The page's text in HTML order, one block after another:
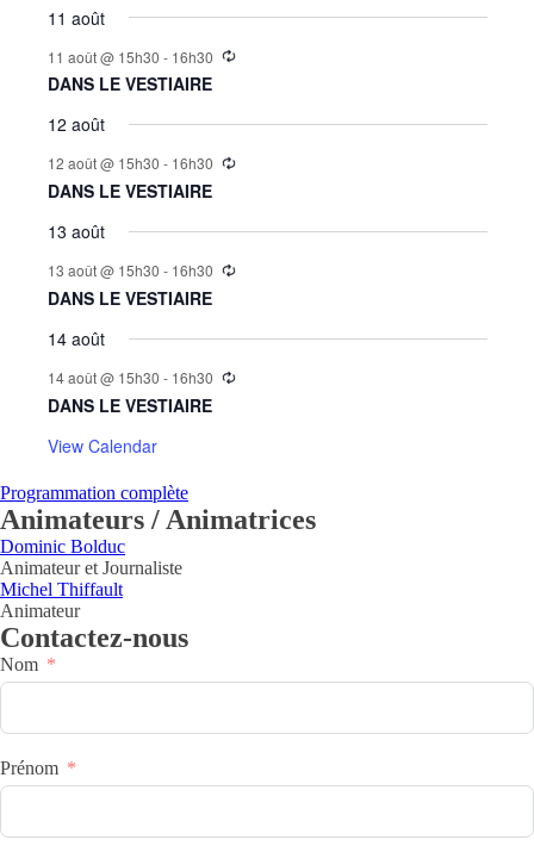
11 août
11 août @ 15h30 - 16h30
DANS LE VESTIAIRE
12 août
12 août @ 15h30 - 16h30
DANS LE VESTIAIRE
13 août
13 août @ 15h30 - 16h30
DANS LE VESTIAIRE
14 août
14 août @ 15h30 - 16h30
DANS LE VESTIAIRE
View Calendar
Programmation complète
Animateurs / Animatrices
Dominic Bolduc
Animateur et Journaliste
Michel Thiffault
Animateur
Contactez-nous
Nom
Prénom